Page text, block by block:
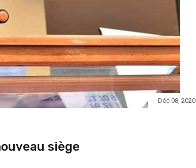
Déc 08, 2020
siège